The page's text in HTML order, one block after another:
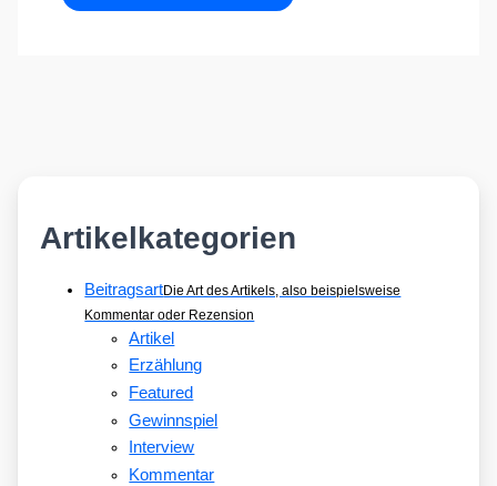
Artikelkategorien
BeitragsartDie Art des Artikels, also beispielsweise
Kommentar oder Rezension
Artikel
Erzählung
Featured
Gewinnspiel
Interview
Kommentar